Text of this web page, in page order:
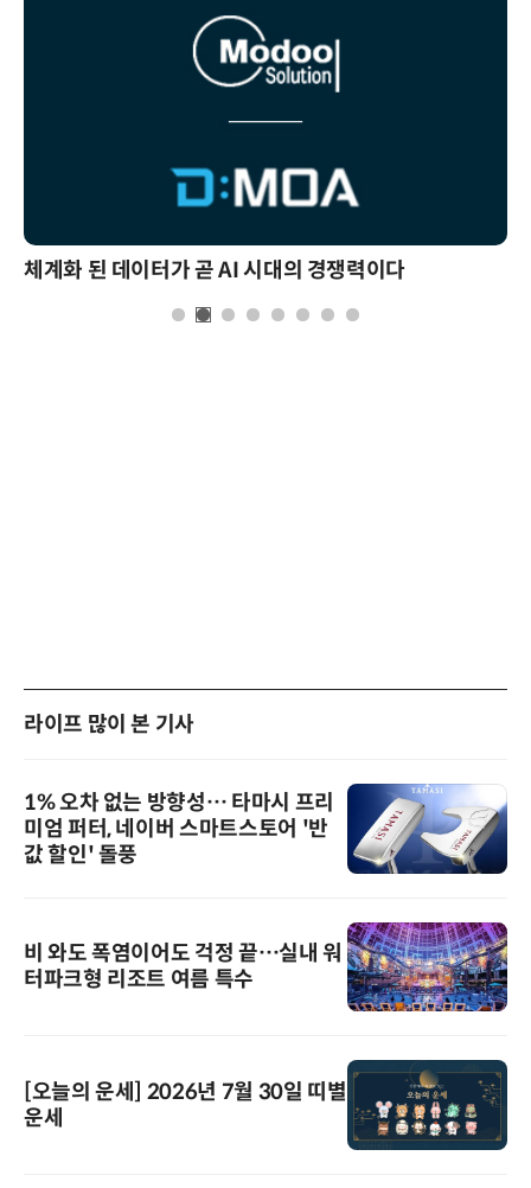
체계화 된 데이터가 곧 AI 시대의 경쟁력이다
라이프 많이 본 기사
1% 오차 없는 방향성… 타마시 프리
미엄 퍼터, 네이버 스마트스토어 '반
값 할인' 돌풍
비 와도 폭염이어도 걱정 끝…실내 워
터파크형 리조트 여름 특수
[오늘의 운세] 2026년 7월 30일 띠별
운세